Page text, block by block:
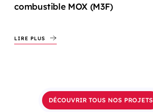
combustible MOX (M3F)
LIRE PLUS
DÉCOUVRIR TOUS NOS PROJETS